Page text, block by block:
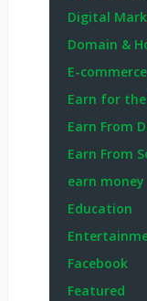
Digital
Domain &
E-commerce
Earn for
Earn From
Earn From
earn money
Education
Facebook
Featured